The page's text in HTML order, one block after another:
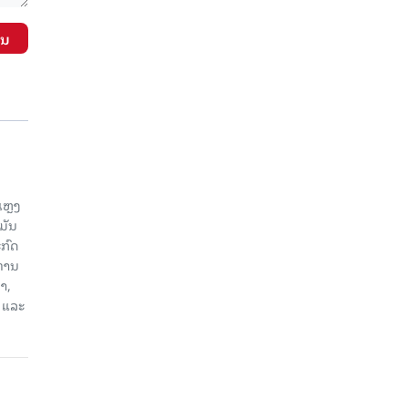
ງ
ນ
ດ
ນ
,
ລະ